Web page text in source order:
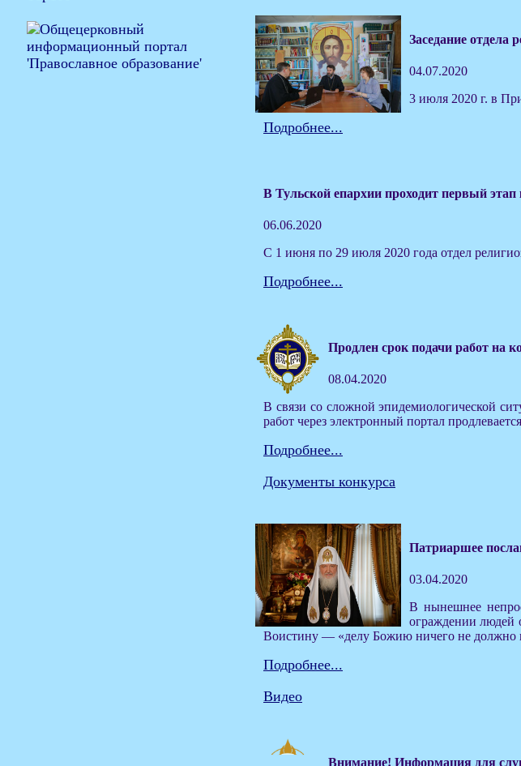
Заседание отдела
04.07.2020
3 июля 2020 г. в
Подробнее...
В Тульской епархии проходит первый этап
06.06.2020
С 1 июня по 29 июля 2020 года отдел
Подробнее...
Продлен срок подачи работ на
08.04.2020
В связи со сложной эпидемиологической
работ через электронный портал
Подробнее...
Документы конкурса
Патриаршее
03.04.2020
В нынешнее
ограждении людей
Воистину — «делу Божию ничего не должно
Подробнее...
Видео
Внимание! Информация для